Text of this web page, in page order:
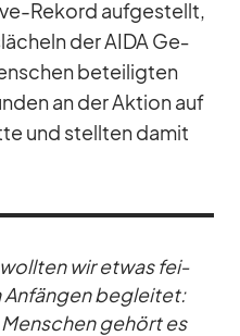
Re­kord auf­ge­stellt,
der AIDA Ge­
be­tei­lig­ten
an der Ak­tion auf
und stell­ten da­mit
wir et­was fei­
An­fän­gen be­glei­tet:
ge­hört es